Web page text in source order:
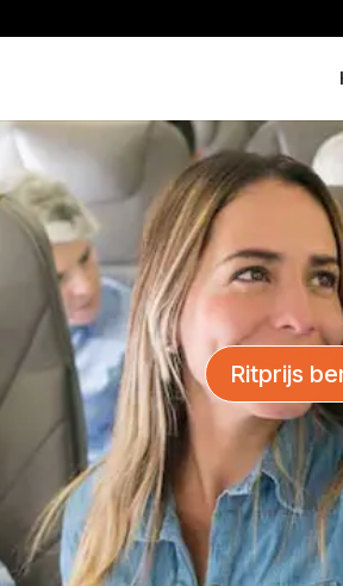
Ritprijs